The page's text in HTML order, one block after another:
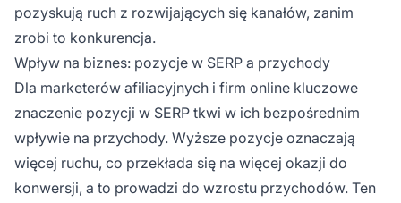
pozyskują ruch z rozwijających się kanałów, zanim
zrobi to konkurencja.
Wpływ na biznes: pozycje w SERP a przychody
Dla marketerów afiliacyjnych i firm online kluczowe
znaczenie pozycji w SERP tkwi w ich bezpośrednim
wpływie na przychody. Wyższe pozycje oznaczają
więcej ruchu, co przekłada się na więcej okazji do
konwersji, a to prowadzi do wzrostu przychodów. Ten